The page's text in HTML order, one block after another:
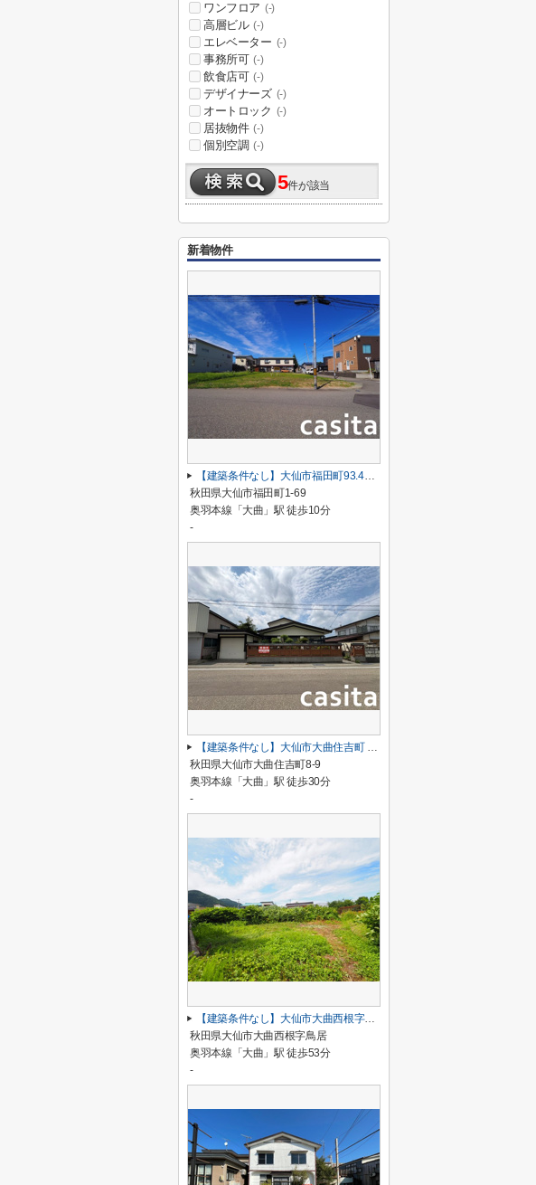
ワンフロア (-)
高層ビル (-)
エレベーター (-)
事務所可 (-)
飲食店可 (-)
デザイナーズ (-)
オートロック (-)
居抜物件 (-)
個別空調 (-)
5件が該当
新着物件
【建築条件なし】大仙市福田町93.43坪(公簿)区画の整った住宅街の南東角地物件
秋田県大仙市福田町1-69
奥羽本線「大曲」駅 徒歩10分
-
【建築条件なし】大仙市大曲住吉町 解体更地渡しの125.45坪(公簿)閑静な住宅街の100坪超物件
秋田県大仙市大曲住吉町8-9
奥羽本線「大曲」駅 徒歩30分
-
【建築条件なし】大仙市大曲西根字鳥居 土地物件85.15坪(281.49㎡) 資材置き場などに
秋田県大仙市大曲西根字鳥居
奥羽本線「大曲」駅 徒歩53分
-